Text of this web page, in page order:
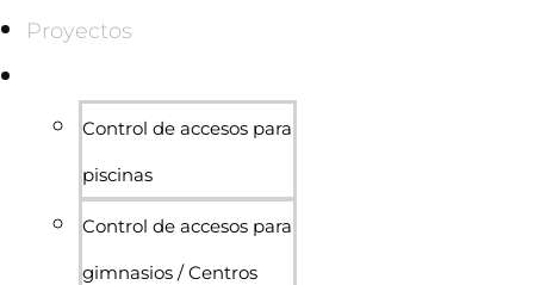
Proyectos
Control de accesos para
piscinas
Control de accesos para
gimnasios / Centros